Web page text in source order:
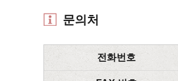
문의처
전화번호